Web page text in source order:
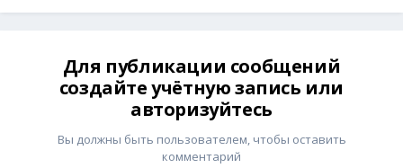
Для публикации сообщений
создайте учётную запись или
авторизуйтесь
Вы должны быть пользователем, чтобы оставить
комментарий